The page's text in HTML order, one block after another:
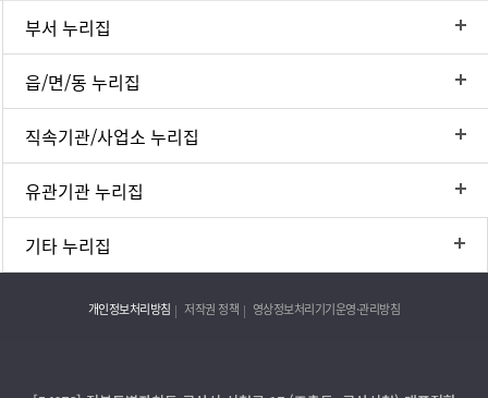
부서 누리집
읍/면/동 누리집
직속기관/사업소 누리집
유관기관 누리집
기타 누리집
개인정보처리방침 저작권 정책 영상정보처리기기운영·관리방침